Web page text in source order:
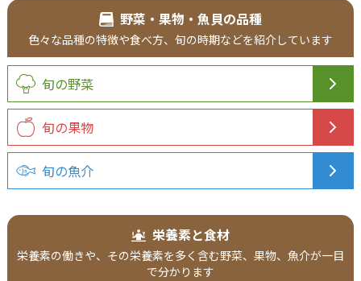
野菜・果物・魚貝の品種
色々な品種の特徴や食べ方、旬の時期などを紹介しています
旬の野菜
旬の果物
旬の魚介
栄養素と食材
栄養素の働きや、その栄養素を多く含む野菜、果物、魚介が一目
で分かります